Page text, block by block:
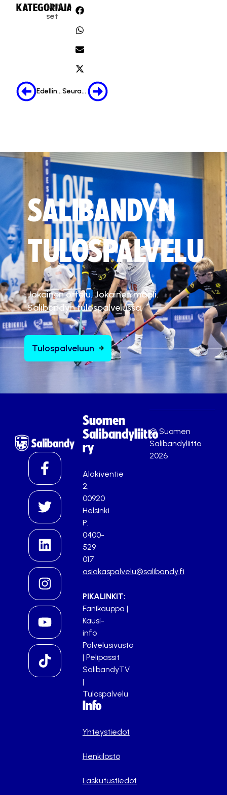
KATEGORIA:
Uuti
set
JAA:
Edellinen Seuraava
SALIBANDYN
TULOSPALVELU
Jokainen ottelu. Jokainen maali.
Salibandyn tulospalvelussa.
Tulospalveluun
Suomen
Salibandyliitto
ry
Alakiventie
2,
00920
Helsinki
P.
0400-
529
017
asiakaspalvelu@salibandy.fi
PIKALINKIT:
Fanikauppa |
Kausi-
info
Palvelusivusto
| Pelipassit
SalibandyTV
|
Tulospalvelu
Info
Yhteystiedot
Henkilöstö
Laskutustiedot
© Suomen
Salibandyliitto
2026